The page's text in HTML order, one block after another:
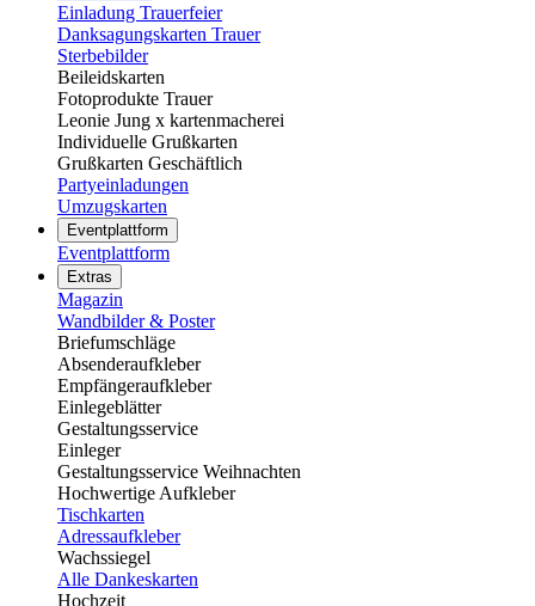
Einladung Trauerfeier
Danksagungskarten Trauer
Sterbebilder
Beileidskarten
Fotoprodukte Trauer
Leonie Jung x kartenmacherei
Individuelle Grußkarten
Grußkarten Geschäftlich
Partyeinladungen
Umzugskarten
Eventplattform
Eventplattform
Extras
Magazin
Wandbilder & Poster
Briefumschläge
Absenderaufkleber
Empfängeraufkleber
Einlegeblätter
Gestaltungsservice
Einleger
Gestaltungsservice Weihnachten
Hochwertige Aufkleber
Tischkarten
Adressaufkleber
Wachssiegel
Alle Dankeskarten
Hochzeit